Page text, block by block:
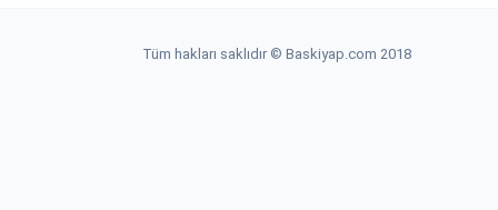
Tüm hakları saklıdır © Baskiyap.com 2018